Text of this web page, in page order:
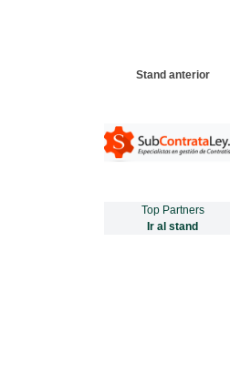
Stand anterior
Top Partners
Ir al stand